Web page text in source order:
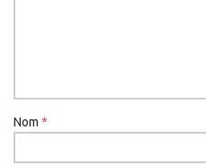
Nom *